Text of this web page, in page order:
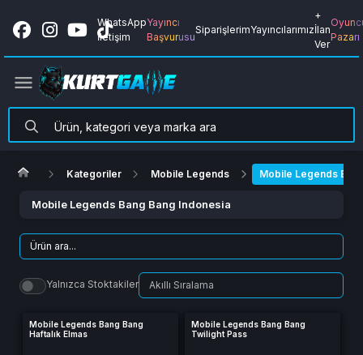
WhatsApp
İletişim
Yayıncı
Başvurusu
SiparişlerimYayıncılarımız
+
İlan
Ver
Pazarı
Kategoriler Mobile Legends Mobile Legends
Mobile Legends Bang Bang Indonesia
Yalnızca Stoktakiler
Mobile Legends Bang Bang
Haftalık Elmas
Mobile Legends Bang Bang
Twilight Pass